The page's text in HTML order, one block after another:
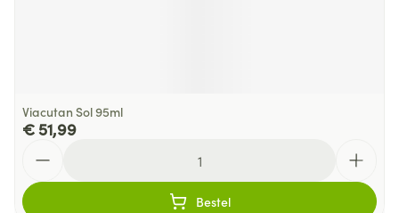
Viacutan Sol 95ml
€ 51,99
Bestel